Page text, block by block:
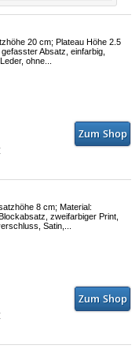
20 cm; Plateau Höhe 2.5
Absatz, einfarbig,
ohne...
8 cm; Material:
zweifarbiger Print,
Satin,...